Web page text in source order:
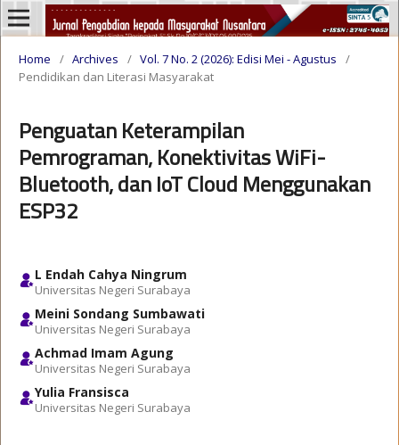
Home / Archives / Vol. 7 No. 2 (2026): Edisi Mei - Agustus
/
Pendidikan dan Literasi Masyarakat
Penguatan Keterampilan
Pemrograman, Konektivitas WiFi-
Bluetooth, dan IoT Cloud Menggunakan
ESP32
L Endah Cahya Ningrum
Universitas Negeri Surabaya
Meini Sondang Sumbawati
Universitas Negeri Surabaya
Achmad Imam Agung
Universitas Negeri Surabaya
Yulia Fransisca
Universitas Negeri Surabaya